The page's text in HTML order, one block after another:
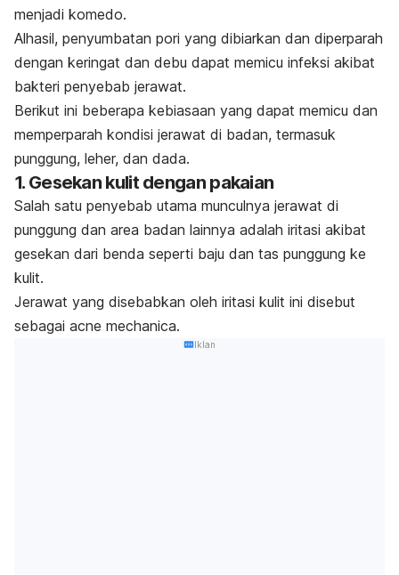
menjadi komedo.
Alhasil, penyumbatan pori yang dibiarkan dan diperparah
dengan keringat dan debu dapat memicu infeksi akibat
bakteri penyebab jerawat.
Berikut ini beberapa kebiasaan yang dapat memicu dan
memperparah kondisi jerawat di badan, termasuk
punggung, leher, dan dada.
1. Gesekan kulit dengan pakaian
Salah satu penyebab utama munculnya jerawat di
punggung dan area badan lainnya adalah iritasi akibat
gesekan dari benda seperti baju dan tas punggung ke
kulit.
Jerawat yang disebabkan oleh iritasi kulit ini disebut
sebagai acne mechanica.
Iklan